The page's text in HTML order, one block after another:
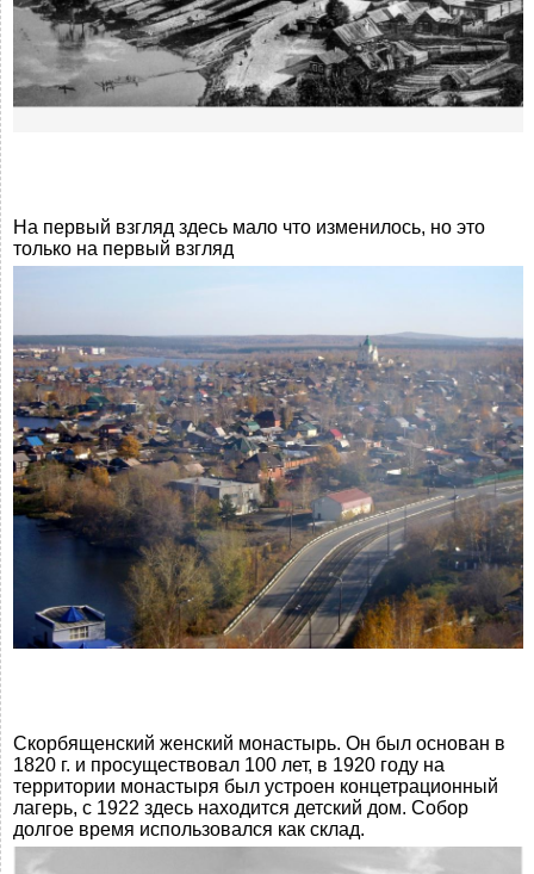
На первый взгляд здесь мало что изменилось, но это
только на первый взгляд
Скорбященский женский монастырь. Он был основан в
1820 г. и просуществовал 100 лет, в 1920 году на
территории монастыря был устроен концетрационный
лагерь, с 1922 здесь находится детский дом. Собор
долгое время использовался как склад.